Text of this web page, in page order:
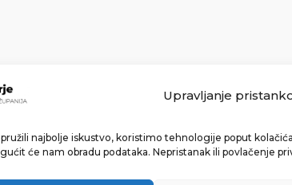
Upravljanje
najbolje iskustvo, koristimo tehnologije poput
će nam obradu podataka. Nepristanak ili povlačenje
by bg & 3na3.